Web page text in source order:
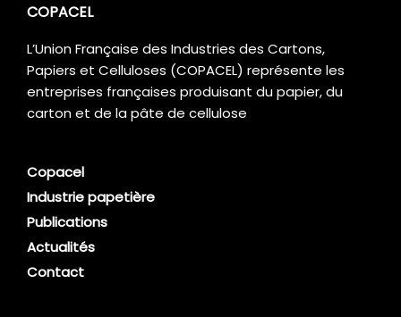
COPACEL
L’Union Française des Industries des Cartons,
Papiers et Celluloses (COPACEL) représente les
entreprises françaises produisant du papier, du
carton et de la pâte de cellulose
Copacel
Industrie papetière
Publications
Actualités
Contact